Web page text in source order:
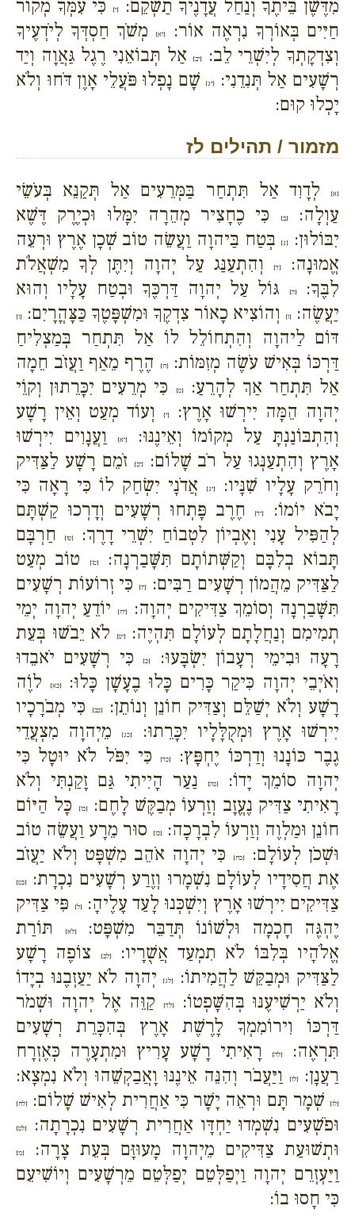
מִדֶּשֶׁן בֵּיתֶךָ וְנַחַל עֲדָנֶיךָ תַשְׁקֵם:{י}
כִּי עִמְּךָ מְקוֹר
חַיִּים בְּאוֹרְךָ נִרְאֶה אוֹר:
{יא}מְשֹׁךְ חַסְדְּךָ לְיֹדְעֶיךָ
וְצִדְקָתְךָ לְיִשְׁרֵי לֵב:
{יב}אַל תְּבוֹאֵנִי רֶגֶל גַּאֲוָה וְיַד
רְשָׁעִים אַל תְּנִדֵנִי:
{יג}שָׁם נָפְלוּ פֹּעֲלֵי אָוֶן דֹּחוּ וְלֹא
יָכְלוּ קוּם:
מזמור / תהילים לז
{א}
לְדָוִד אַל תִּתְחַר בַּמְּרֵעִים אַל תְּקַנֵּא בְּעֹשֵׂי
עַוְלָה:{ב}
כִּי כֶחָצִיר מְהֵרָה יִמָּלוּ וּכְיֶרֶק דֶּשֶׁא
יִבּוֹלוּן:
{ג}בְּטַח בַּיהוָה וַעֲשֵׂה טוֹב שְׁכָן אֶרֶץ וּרְעֵה
אֱמוּנָה:
{ד}וְהִתְעַנַּג עַל יְהוָה וְיִתֶּן לְךָ מִשְׁאֲלֹת
לִבֶּךָ:{ה}
גּוֹל עַל יְהוָה דַּרְכֶּךָ וּבְטַח עָלָיו וְהוּא
יַעֲשֶׂה:
{ו} וְהוֹצִיא כָאוֹר צִדְקֶךָ וּמִשְׁפָּטֶךָ כַּצָּהֳרָיִם: {ז}
דּוֹם לַיהוָה וְהִתְחוֹלֵל לוֹ אַל תִּתְחַר בְּמַצְלִיחַ
דַּרְכּוֹ בְּאִישׁ עֹשֶׂה מְזִמּוֹת:{ח}
הֶרֶף מֵאַף וַעֲזֹב חֵמָה
אַל תִּתְחַר אַךְ לְהָרֵעַ:{ט}
כִּי מְרֵעִים יִכָּרֵתוּן וְקוֵֹי
יְהוָה הֵמָּה יִירְשׁוּ אָרֶץ:
{י}
וְעוֹד מְעַט וְאֵין רָשָׁע
וְהִתְבּוֹנַנְתָּ עַל מְקוֹמוֹ וְאֵינֶנּוּ:{יא}
וַעֲנָוִים יִירְשׁוּ
אָרֶץ וְהִתְעַנְּגוּ עַל רֹב שָׁלוֹם:{יב}
זֹמֵם רָשָׁע לַצַּדִּיק
וְחֹרֵק עָלָיו שִׁנָּיו:
{יג}
אֲדֹנָי יִשְׂחַק לוֹ כִּי רָאָה כִּי
יָבֹא יוֹמוֹ:
{יד}חֶרֶב פָּתְחוּ רְשָׁעִים וְדָרְכוּ קַשְׁתָּם
לְהַפִּיל עָנִי וְאֶבְיוֹן לִטְבוֹחַ יִשְׁרֵי דָרֶךְ:
{טו}
חַרְבָּם
תָּבוֹא בְלִבָּם וְקַשְּׁתוֹתָם תִּשָּׁבַרְנָה:{טז}
טוֹב מְעַט
לַצַּדִּיק מֵהֲמוֹן רְשָׁעִים רַבִּים:
{יז}כִּי זְרוֹעוֹת רְשָׁעִים
תִּשָּׁבַרְנָה וְסוֹמֵךְ צַדִּיקִים יְהוָה:
{יח}יוֹדֵעַ יְהוָה יְמֵי
תְמִימִם וְנַחֲלָתָם לְעוֹלָם תִּהְיֶה:{יט}
לֹא יֵבֹשׁוּ בְּעֵת
רָעָה וּבִימֵי רְעָבוֹן יִשְׂבָּעוּ:
{כ}כִּי רְשָׁעִים יֹאבֵדוּ
וְאֹיְבֵי יְהוָה כִּיקַר כָּרִים כָּלוּ בֶעָשָׁן כָּלוּ:{כא}
לוֶֹה
רָשָׁע וְלֹא יְשַׁלֵּם וְצַדִּיק חוֹנֵן וְנוֹתֵן:
{כב}
כִּי מְבֹרָכָיו
יִירְשׁוּ אָרֶץ וּמְקֻלָּלָיו יִכָּרֵתוּ:
{כג}מֵיְהוָה מִצְעֲדֵי
גֶבֶר כּוֹנָנוּ וְדַרְכּוֹ יֶחְפָּץ:
{כד}כִּי יִפֹּל לֹא יוּטָל כִּי
יְהוָה סוֹמֵךְ יָדוֹ:
{כה}
נַעַר הָיִיתִי גַּם זָקַנְתִּי וְלֹא
רָאִיתִי צַדִּיק נֶעֱזָב וְזַרְעוֹ מְבַקֶּשׁ לָחֶם:{כו}
כָּל הַיּוֹם
חוֹנֵן וּמַלְוֶה וְזַרְעוֹ לִבְרָכָה:{כז}
סוּר מֵרָע וַעֲשֵׂה טוֹב
וּשְׁכֹן לְעוֹלָם:
{כח}כִּי יְהוָה אֹהֵב מִשְׁפָּט וְלֹא יַעֲזֹב
אֶת חֲסִידָיו לְעוֹלָם נִשְׁמָרוּ וְזֶרַע רְשָׁעִים נִכְרָת:
{כט}
צַדִּיקִים יִירְשׁוּ אָרֶץ וְיִשְׁכְּנוּ לָעַד עָלֶיהָ:{ל}
פִּי צַדִּיק
יֶהְגֶּה חָכְמָה וּלְשׁוֹנוֹ תְּדַבֵּר מִשְׁפָּט:{לא}
תּוֹרַת
אֱלֹהָיו בְּלִבּוֹ לֹא תִמְעַד אֲשֻׁרָיו:{לב}
צוֹפֶה רָשָׁע
לַצַּדִּיק וּמְבַקֵּשׁ לַהֲמִיתוֹ:
{לג}יְהוָה לֹא יַעַזְבֶנּוּ בְיָדוֹ
וְלֹא יַרְשִׁיעֶנּוּ בְּהִשָּׁפְטוֹ:{לד}
קַוֵּה אֶל יְהוָה וּשְׁמֹר
דַּרְכּוֹ וִירוֹמִמְךָ לָרֶשֶׁת אָרֶץ בְּהִכָּרֵת רְשָׁעִים
תִּרְאֶה:
{לה}
רָאִיתִי רָשָׁע עָרִיץ וּמִתְעָרֶה כְּאֶזְרָח
רַעֲנָן:{לו} וַיַּעֲבֹר וְהִנֵּה אֵינֶנּוּ וָאֲבַקְשֵׁהוּ וְלֹא נִמְצָא:
{לז} שְׁמָר תָּם וּרְאֵה יָשָׁר כִּי אַחֲרִית לְאִישׁ שָׁלוֹם: {לח}
וּפֹשְׁעִים נִשְׁמְדוּ יַחְדָּו אַחֲרִית רְשָׁעִים נִכְרָתָה: {לט}
וּתְשׁוּעַת צַדִּיקִים מֵיְהוָה מָעוּזָּם בְּעֵת צָרָה: {מ}
וַיַּעְזְרֵם יְהוָה וַיְפַלְּטֵם יְפַלְּטֵם מֵרְשָׁעִים וְיוֹשִׁיעֵם
כִּי חָסוּ בוֹ: